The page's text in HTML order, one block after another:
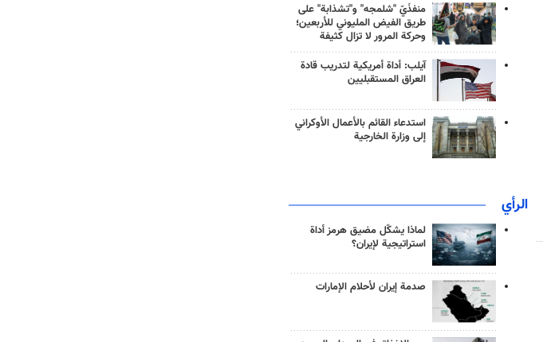
منفذَيّ "شلمجه" و"تشذابة" على
طريق الفيض المليوني للأربعين؛
وحركة المرور لا تزال كثيفة
آيلب: أداة أمريكية لتدريب قادة
العراق المستقبليين
استدعاء القائم بالأعمال الأوكراني
إلى وزارة الخارجية
الرأي
لماذا يشكّل مضيق هرمز أداة
استراتيجية لإيران؟
صدمة إيران لأحلام الإمارات